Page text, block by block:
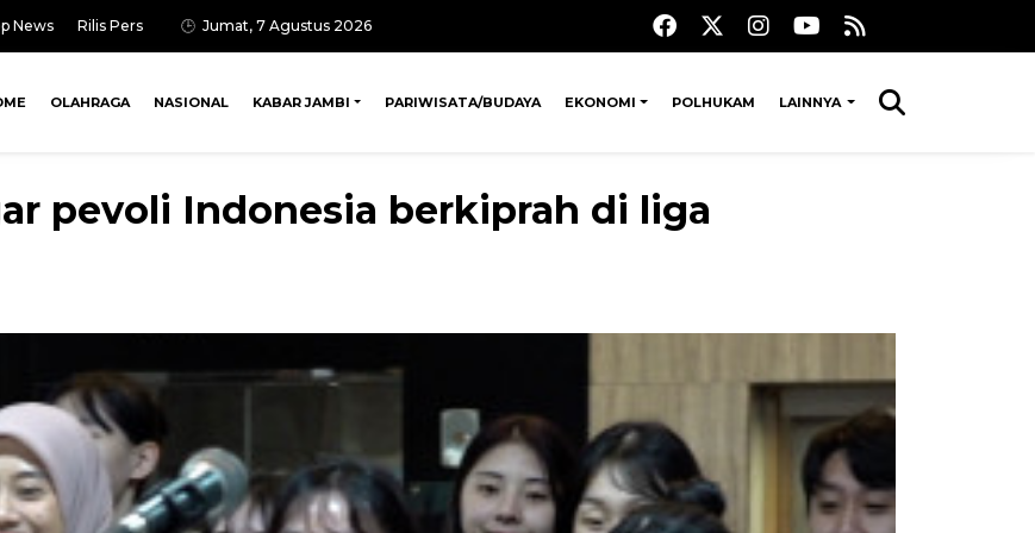
News Rilis Pers Jumat, 7 Agustus 2026
OLAHRAGA NASIONAL KABAR JAMBI PARIWISATA/BUDAYA EKONOMI POLHUKAM LAINNYA
pevoli Indonesia berkiprah di liga